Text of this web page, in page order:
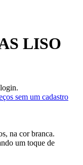
LISO
sem um cadastro
na cor branca.
um toque de